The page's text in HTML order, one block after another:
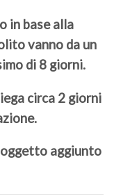
in base alla
vanno da un
di 8 giorni.
circa 2 giorni
aggiunto